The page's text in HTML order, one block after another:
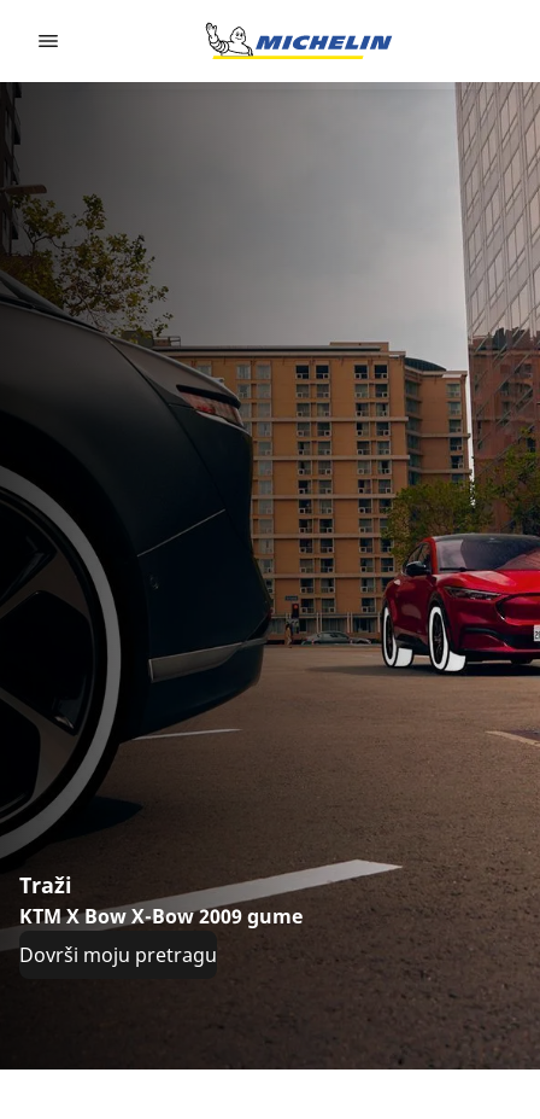
Traži
KTM X Bow X-Bow 2009 gume
Dovrši moju pretragu